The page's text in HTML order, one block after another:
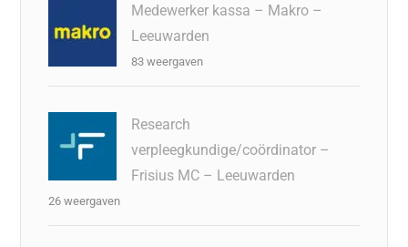
Medewerker kassa – Makro –
Leeuwarden
83 weergaven
Research
verpleegkundige/coördinator –
Frisius MC – Leeuwarden
26 weergaven